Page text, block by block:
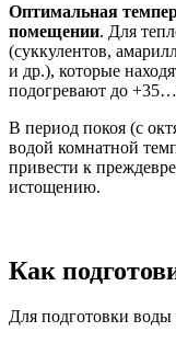
Оптимальная
помещении. Для
(суккулентов,
и др.), которые
подогревают до
В период покоя (с
водой комнатной
привести к
истощению.
Как
Для подготовки